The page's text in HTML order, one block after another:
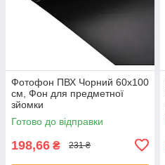
Фотофон ПВХ Чорний 60х100
см, Фон для предметної
зйомки
Готово до відправки
198,66 ₴ 231 ₴